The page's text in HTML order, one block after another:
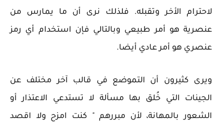
لاحترام الأخر وتقبله. فلذلك نرى أن ما يمارس من
عنصرية هو أمر طبيعي وبالتالي فإن استخدام أي رمز
عنصري هو أمر عادي أيضا.
ويرى كثيرون أن التموضع في قالب آخر مختلف عن
الجينات التي خُلق بها مسألة لا تستدعي الاعتذار أو
الشعور بالمهانة، لأن مبررهم " كنت امزح ولا اقصد